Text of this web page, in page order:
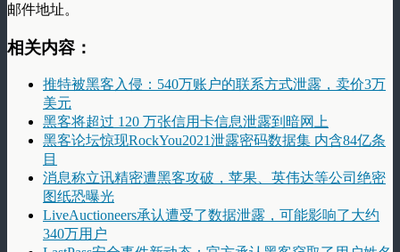
邮件地址。
相关内容：
推特被黑客入侵：540万账户的联系方式泄露，卖价3万
美元
黑客将超过 120 万张信用卡信息泄露到暗网上
黑客论坛惊现RockYou2021泄露密码数据集 内含84亿条
目
消息称立讯精密遭黑客攻破，苹果、英伟达等公司绝密
图纸恐曝光
LiveAuctioneers承认遭受了数据泄露，可能影响了大约
340万用户